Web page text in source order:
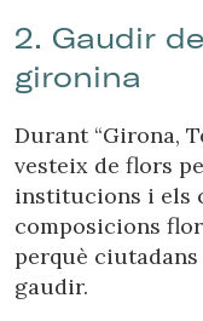
2. Gaudir
gironina
Durant “Girona,
vesteix de flors
institucions i els
composicions
perquè
gaudir.